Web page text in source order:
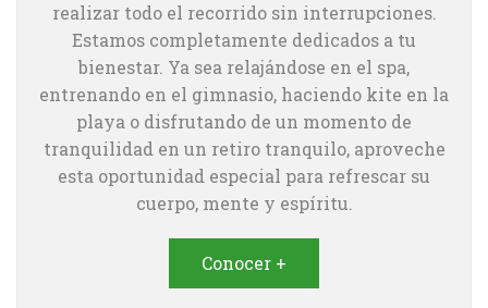
realizar todo el recorrido sin interrupciones.
Estamos completamente dedicados a tu
bienestar. Ya sea relajándose en el spa,
entrenando en el gimnasio, haciendo kite en la
playa o disfrutando de un momento de
tranquilidad en un retiro tranquilo, aproveche
esta oportunidad especial para refrescar su
cuerpo, mente y espíritu.
Conocer +